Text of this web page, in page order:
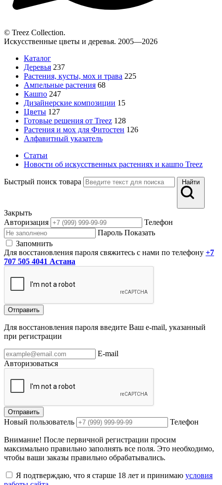
© Treez Collection.
Искусственные цветы и деревья. 2005—2026
Каталог
Деревья 237
Растения, кусты, мох и трава 225
Ампельные растения 68
Кашпо 247
Дизайнерские композиции 15
Цветы 127
Готовые решения от Treez 128
Растения и мох для Фитостен 126
Алфавитный указатель
Статьи
Новости об искусственных растениях и кашпо Treez
Быстрый поиск товара Найти
Закрыть
Авторизация
Телефон
Пароль Показать
Запомнить
Для восстановления пароля свяжитесь с нами по телефону +7
707 505 4041 Астана
Отправить
Для восстановления пароля введите Ваш e-mail, указанный
при регистрации
E-mail
Авторизоваться
Отправить
Новый пользователь Телефон
Внимание! После первичной регистрации просим
максимально правильно заполнять все поля. Это необходимо,
чтобы ваши заказы правильно обрабатывались.
Я подтверждаю, что я старше 18 лет и принимаю условия